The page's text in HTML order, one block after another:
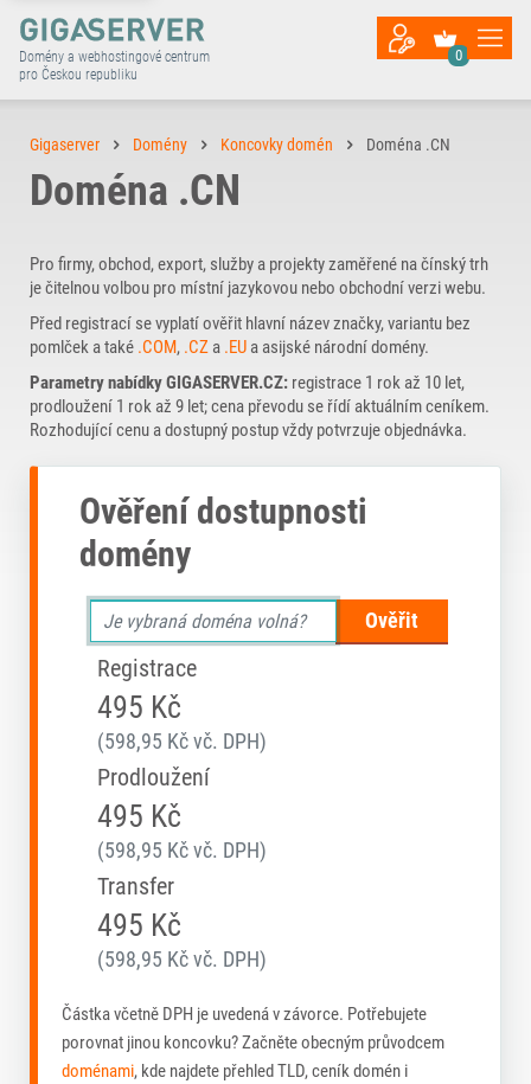
Domény a webhostingové centrum
pro Českou republiku
0
Gigaserver Domény Koncovky domén Doména .CN
Doména .CN
Pro firmy, obchod, export, služby a projekty zaměřené na čínský trh
je čitelnou volbou pro místní jazykovou nebo obchodní verzi webu.
Před registrací se vyplatí ověřit hlavní název značky, variantu bez
pomlček a také .COM, .CZ a .EU a asijské národní domény.
Parametry nabídky GIGASERVER.CZ: registrace 1 rok až 10 let,
prodloužení 1 rok až 9 let; cena převodu se řídí aktuálním ceníkem.
Rozhodující cenu a dostupný postup vždy potvrzuje objednávka.
Ověření dostupnosti
domény
Ověřit
Registrace
495 Kč
(598,95 Kč vč. DPH)
Prodloužení
495 Kč
(598,95 Kč vč. DPH)
Transfer
495 Kč
(598,95 Kč vč. DPH)
Částka včetně DPH je uvedená v závorce. Potřebujete
porovnat jinou koncovku? Začněte obecným průvodcem
doménami, kde najdete přehled TLD, ceník domén i